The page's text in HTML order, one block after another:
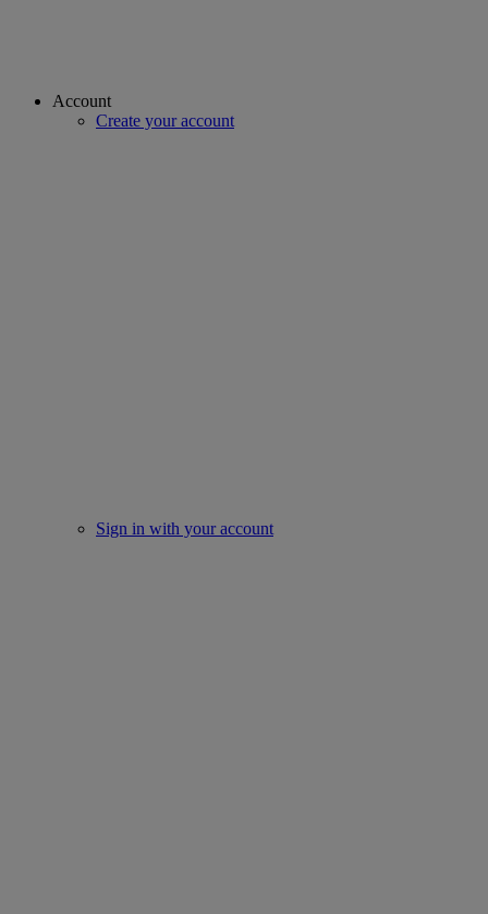
Account
Create your account
Sign in with your account